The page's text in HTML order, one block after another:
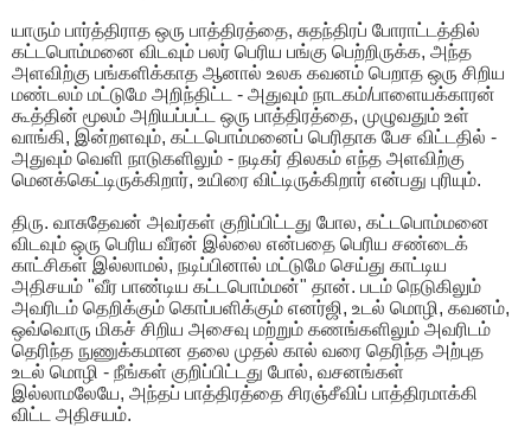
யாரும் பார்த்திராத ஒரு பாத்திரத்தை, சுதந்திரப் போராட்டத்தில்
கட்டபொம்மனை விடவும் பலர் பெரிய பங்கு பெற்றிருக்க, அந்த
அளவிற்கு பங்களிக்காத ஆனால் உலக கவனம் பெறாத ஒரு சிறிய
மண்டலம் மட்டுமே அறிந்திட்ட - அதுவும் நாடகம்/பாளையக்காரன்
கூத்தின் மூலம் அறியப்பட்ட ஒரு பாத்திரத்தை, முழுவதும் உள்
வாங்கி, இன்றளவும், கட்டபொம்மனைப் பெரிதாக பேச விட்டதில் -
அதுவும் வெளி நாடுகளிலும் - நடிகர் திலகம் எந்த அளவிற்கு
மெனக்கெட்டிருக்கிறார், உயிரை விட்டிருக்கிறார் என்பது புரியும்.
திரு. வாசுதேவன் அவர்கள் குறிப்பிட்டது போல, கட்டபொம்மனை
விடவும் ஒரு பெரிய வீரன் இல்லை என்பதை பெரிய சண்டைக்
காட்சிகள் இல்லாமல், நடிப்பினால் மட்டுமே செய்து காட்டிய
அதிசயம் "வீர பாண்டிய கட்டபொம்மன்" தான். படம் நெடுகிலும்
அவரிடம் தெறிக்கும் கொப்பளிக்கும் எனர்ஜி, உடல் மொழி, கவனம்,
ஒவ்வொரு மிகச் சிறிய அசைவு மற்றும் கணங்களிலும் அவரிடம்
தெரிந்த நுணுக்கமான தலை முதல் கால் வரை தெரிந்த அற்புத
உடல் மொழி - நீங்கள் குறிப்பிட்டது போல், வசனங்கள்
இல்லாமலேயே, அந்தப் பாத்திரத்தை சிரஞ்சீவிப் பாத்திரமாக்கி
விட்ட அதிசயம்.